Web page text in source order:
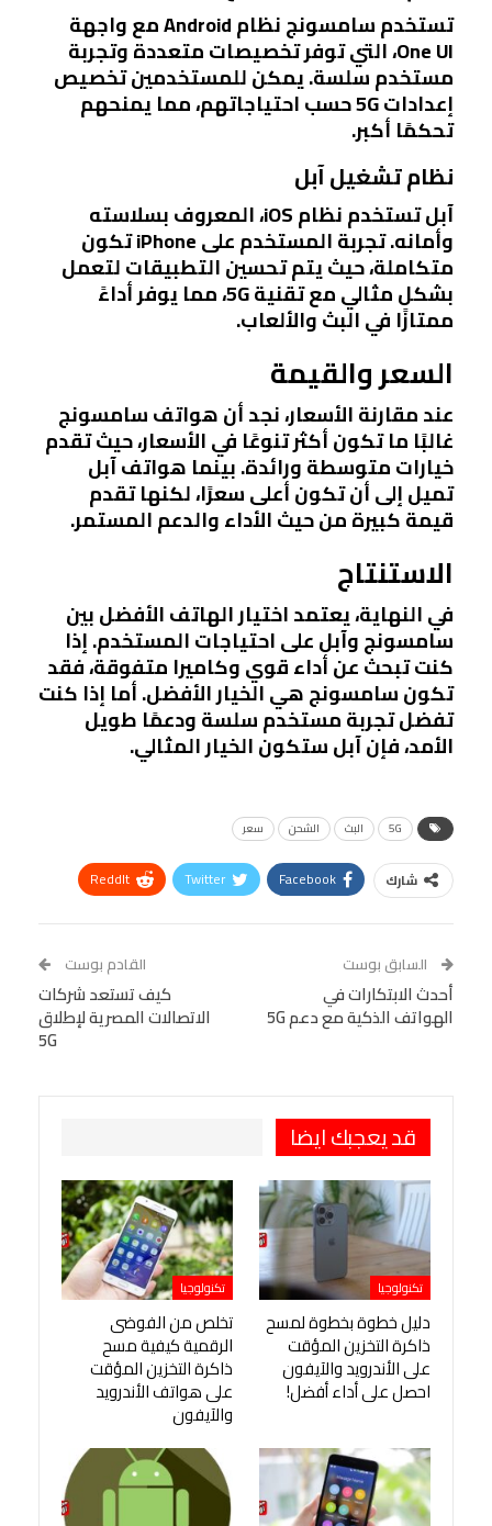
تستخدم سامسونج نظام Android مع واجهة
One UI، التي توفر تخصيصات متعددة وتجربة
مستخدم سلسة. يمكن للمستخدمين تخصيص
إعدادات 5G حسب احتياجاتهم، مما يمنحهم
تحكمًا أكبر.
نظام تشغيل آبل
آبل تستخدم نظام iOS، المعروف بسلاسته
وأمانه. تجربة المستخدم على iPhone تكون
متكاملة، حيث يتم تحسين التطبيقات لتعمل
بشكل مثالي مع تقنية 5G، مما يوفر أداءً
ممتازًا في البث والألعاب.
السعر والقيمة
عند مقارنة الأسعار، نجد أن هواتف سامسونج
غالبًا ما تكون أكثر تنوعًا في الأسعار، حيث تقدم
خيارات متوسطة ورائدة. بينما هواتف آبل
تميل إلى أن تكون أعلى سعرًا، لكنها تقدم
قيمة كبيرة من حيث الأداء والدعم المستمر.
الاستنتاج
في النهاية، يعتمد اختيار الهاتف الأفضل بين
سامسونج وآبل على احتياجات المستخدم. إذا
كنت تبحث عن أداء قوي وكاميرا متفوقة، فقد
تكون سامسونج هي الخيار الأفضل. أما إذا كنت
تفضل تجربة مستخدم سلسة ودعمًا طويل
الأمد، فإن آبل ستكون الخيار المثالي.
5G البث الشحن سعر
شارك Facebook
Twitter
ReddIt
Tumblr
البريد الإلكتروني
VK
Digg
LINE
BlackBerry
Viber
السابق بوست
أحدث الابتكارات في
الهواتف الذكية مع دعم 5G
القادم بوست
كيف تستعد شركات
الاتصالات المصرية لإطلاق
5G
قد يعجبك ايضا
تكنولوجيا
دليل خطوة بخطوة لمسح
ذاكرة التخزين المؤقت
على الأندرويد والآيفون
احصل على أداء أفضل!
تكنولوجيا
تخلص من الفوضى
الرقمية كيفية مسح
ذاكرة التخزين المؤقت
على هواتف الأندرويد
والآيفون